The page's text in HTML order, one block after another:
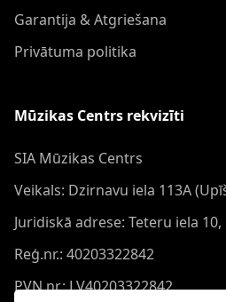
Garantija & Atgriešana
Privātuma politika
Mūzikas Centrs rekvizīti
SIA Mūzikas Centrs
Veikals: Dzirnavu iela 113A
Juridiskā adrese: Teteru iela 10,
Reģ.nr.: 40203322842
PVN nr.: LV40203322842